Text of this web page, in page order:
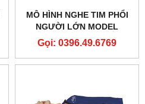
MÔ HÌNH NGHE TIM PHỔI
NGƯỜI LỚN MODEL
LF01290
Gọi: 0396.49.6769